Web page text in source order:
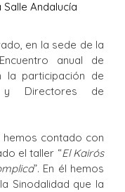
Andalucía
en la sede de la
anual de
la participación de
Directores de
contado con
el taller “El Kairós
”. En él hemos
Sinodalidad que la